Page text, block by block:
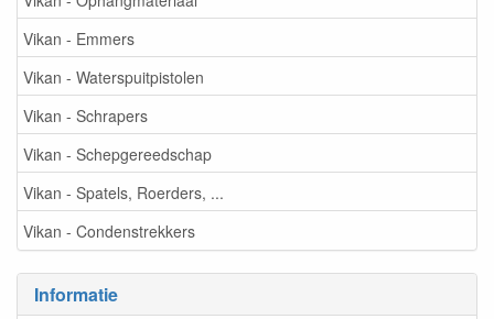
Vikan - Emmers
Vikan - Waterspuitpistolen
Vikan - Schrapers
Vikan - Schepgereedschap
Vikan - Spatels, Roerders, ...
Vikan - Condenstrekkers
Informatie